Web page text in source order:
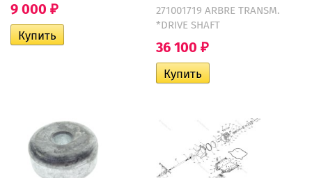
9 000 ₽
271001719 ARBRE TRANSM.
*DRIVE SHAFT
36 100 ₽